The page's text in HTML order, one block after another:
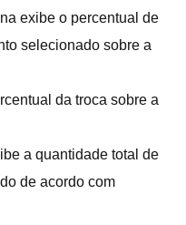
exibe o percentual de
selecionado sobre a
da troca sobre a
a quantidade total de
de acordo com